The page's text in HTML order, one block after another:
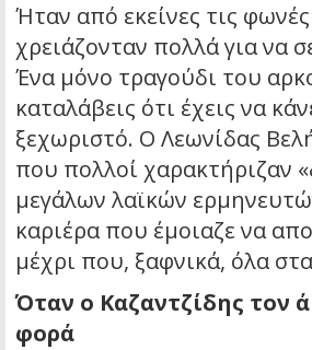
Ήταν από εκείνες τις
χρειάζονταν πολλά για να
Ένα μόνο τραγούδι του
καταλάβεις ότι έχεις να
ξεχωριστό. Ο Λεωνίδας
που πολλοί χαρακτήριζαν
μεγάλων λαϊκών
καριέρα που έμοιαζε να
μέχρι που, ξαφνικά, όλα
Όταν ο Καζαντζίδης τον
φορά